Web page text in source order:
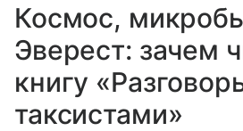
Космос,
Эверест: зачем
книгу
таксистами»